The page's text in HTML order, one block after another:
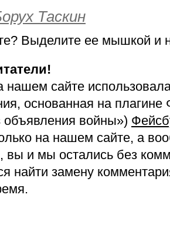
Таскин
Выделите ее мышкой и
нашем сайте
основанная на
объявления войны»)
на нашем сайте, а
вы и мы остались без
найти замену